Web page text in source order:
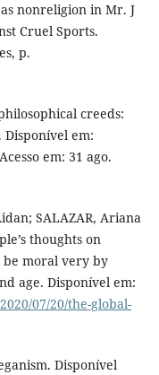
nonreligion in Mr. J
Cruel Sports.
p.
creeds:
Disponível em:
em: 31 ago.
SALAZAR, Ariana
thoughts on
be moral very by
age. Disponível em:
07/20/the-global-
Disponível